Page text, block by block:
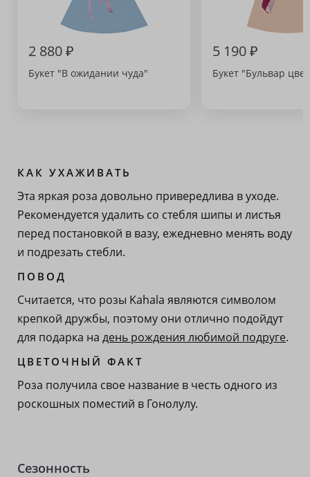
2 880 ₽
Букет "В ожидании чуда"
5 190 ₽
Букет "Бульвар
КАК УХАЖИВАТЬ
Эта яркая роза довольно привередлива в уходе.
Рекомендуется удалить со стебля шипы и листья
перед постановкой в вазу, ежедневно менять воду
и подрезать стебли.
ПОВОД
Считается, что розы Kahala являются символом
крепкой дружбы, поэтому они отлично подойдут
для подарка на день рождения любимой подруге.
ЦВЕТОЧНЫЙ ФАКТ
Роза получила свое название в честь одного из
роскошных поместий в Гонолулу.
Сезонность